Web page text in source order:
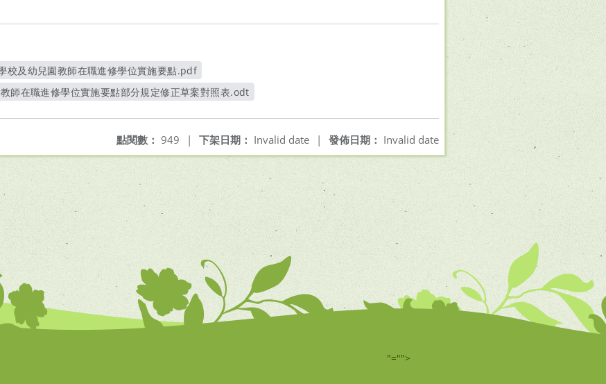
校及幼兒園教師在職進修學位實施要點.pdf
另開新視窗
師在職進修學位實施要點部分規定修正草案對照表.odt
發佈日期： Invalid date
下架日期： Invalid date |
點閱數： 949 |
"="">